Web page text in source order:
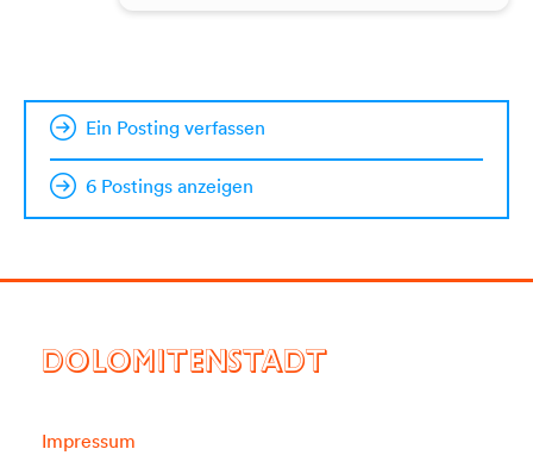
Ein Posting verfassen
6 Postings anzeigen
DOLOMITENSTADT
Impressum